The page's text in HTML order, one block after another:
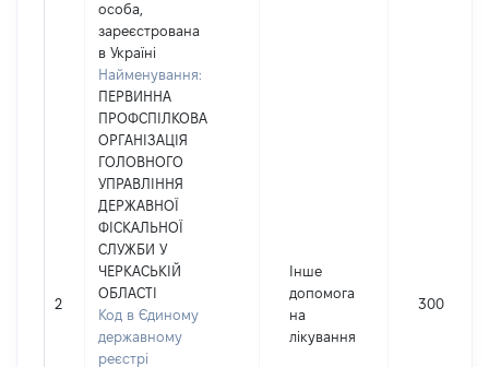
2
особа,
зареєстрована
в Україні
Найменування:
ПЕРВИННА
ПРОФСПІЛКОВА
ОРГАНІЗАЦІЯ
ГОЛОВНОГО
УПРАВЛІННЯ
ДЕРЖАВНОЇ
ФІСКАЛЬНОЇ
СЛУЖБИ У
ЧЕРКАСЬКІЙ
ОБЛАСТІ
Код в Єдиному
державному
реєстрі
Інше
допомога
на
лікування
300